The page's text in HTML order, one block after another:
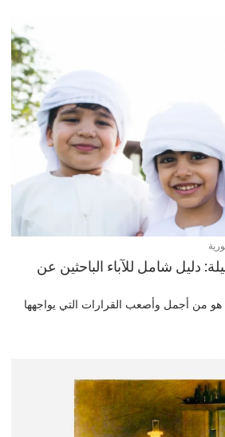
دليل شامل للآباء الباحثين عن
هو من أجمل وأصعب القرارات التي يواجهها